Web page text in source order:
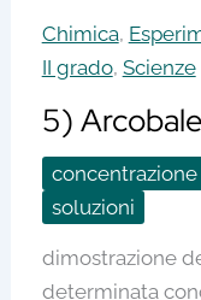
Chimica,
II grado, Scienze
5)
concentrazione
soluzioni
dimostrazione
determinata